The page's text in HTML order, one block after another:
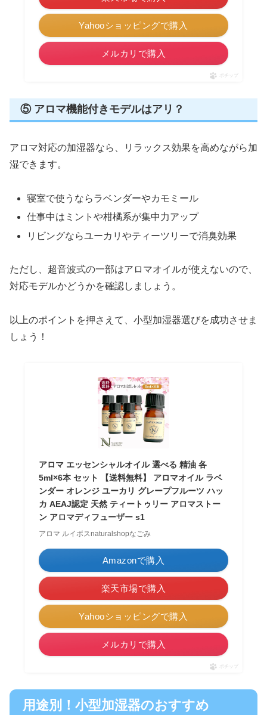
Yahooショッピングで購入
メルカリで購入
ポチップ
⑤ アロマ機能付きモデルはアリ？
アロマ対応の加湿器なら、リラックス効果を高めながら加
湿できます。
寝室で使うならラベンダーやカモミール
仕事中はミントや柑橘系が集中力アップ
リビングならユーカリやティーツリーで消臭効果
ただし、超音波式の一部はアロマオイルが使えないので、
対応モデルかどうかを確認しましょう。
以上のポイントを押さえて、小型加湿器選びを成功させま
しょう！
アロマ エッセンシャルオイル 選べる 精油 各
5ml×6本 セット 【送料無料】 アロマオイル ラベ
ンダー オレンジ ユーカリ グレープフルーツ ハッ
カ AEAJ認定 天然 ティートゥリー アロマストー
ン アロマディフューザー s1
アロマ ルイボスnaturalshopなごみ
Amazonで購入
楽天市場で購入
Yahooショッピングで購入
メルカリで購入
ポチップ
用途別！小型加湿器のおすすめ